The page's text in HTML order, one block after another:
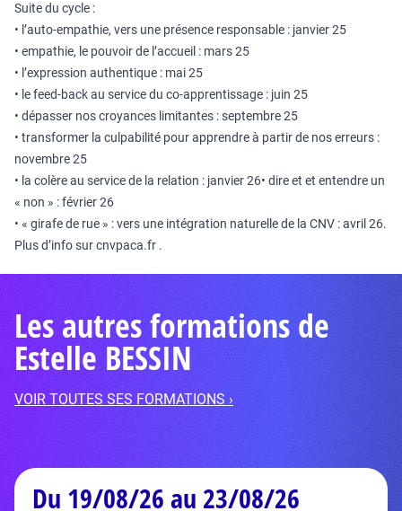
Suite du cycle :
• l’auto-empathie, vers une présence responsable : janvier 25
• empathie, le pouvoir de l’accueil : mars 25
• l’expression authentique : mai 25
• le feed-back au service du co-apprentissage : juin 25
• dépasser nos croyances limitantes : septembre 25
• transformer la culpabilité pour apprendre à partir de nos erreurs :
novembre 25
• la colère au service de la relation : janvier 26• dire et et entendre un
« non » : février 26
• « girafe de rue » : vers une intégration naturelle de la CNV : avril 26.
Plus d’info surcnvpaca.fr .
Les autres formations de
Estelle BESSIN
VOIR TOUTES SES FORMATIONS ›
Du 19/08/26 au 23/08/26